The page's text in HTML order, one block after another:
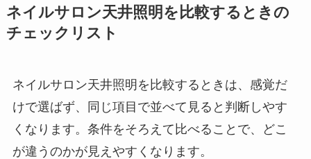
ネイルサロン天井照明を比較するときの
チェックリスト
ネイルサロン天井照明を比較するときは、感覚だ
けで選ばず、同じ項目で並べて見ると判断しやす
くなります。条件をそろえて比べることで、どこ
が違うのかが見えやすくなります。